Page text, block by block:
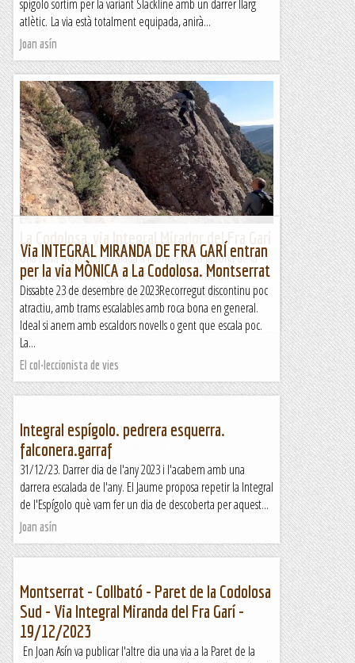
spigolo sortim per la variant Slackline amb un darrer llarg
atlètic. La via està totalment equipada, anirà...
Joan asín
La Codolosa, via Integral Mirador del Fra Garí
Una nova matinal d'escalada a Montserrat, a la zona de la
Codolosa. Aquesta vegada hem fet una via amb un
recorregut relativament llarg però de poca dificultat,...
Blog de muntanya
Via INTEGRAL MIRANDA DE FRA GARÍ entran
per la via MÒNICA a La Codolosa. Montserrat
Dissabte 23 de desembre de 2023Recorregut discontinu poc
atractiu, amb trams escalables amb roca bona en general.
Ideal si anem amb escaldors novells o gent que escala poc.
La...
El col·leccionista de vies
Integral espígolo. pedrera esquerra.
falconera.garraf
31/12/23. Darrer dia de l'any 2023 i l'acabem amb una
darrera escalada de l'any. El Jaume proposa repetir la Integral
de l'Espígolo què vam fer un dia de descoberta per aquest...
Joan asín
Montserrat - Collbató - Paret de la Codolosa
Sud - Via Integral Miranda del Fra Garí -
19/12/2023
En Joan Asín va publicar l'altre dia una via a la Paret de la